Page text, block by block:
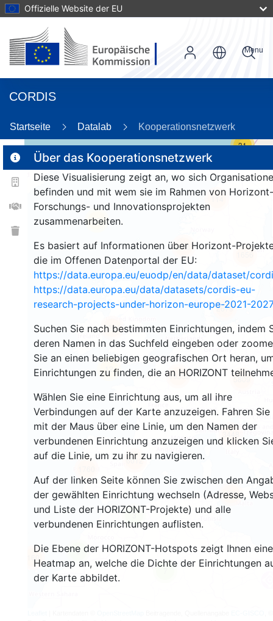
Offizielle Website der EU
CORDIS
Menu
Startseite Datalab Kooperationsnetzwerk
Über das Kooperationsnetzwerk
Diese Visualisierung zeigt an, wo sich
befinden und mit wem sie im Rahmen von Horizont-
Forschungs- und Innovationsprojekten
zusammenarbeiten.
Es basiert auf Informationen über Horizont-
die im Offenen Datenportal der EU:
https://data.europa.eu/euodp/en/data/dataset/
https://data.europa.eu/data/datasets/cordis-eu-
research-projects-under-horizon-europe-2021-2027
Suchen Sie nach bestimmten Einrichtungen, indem
deren Namen in das Suchfeld eingeben oder
Sie an einen beliebigen geografischen Ort heran,
Einrichtungen zu finden, die an HORIZONT
Wählen Sie eine Einrichtung aus, um all ihre
Verbindungen auf der Karte anzuzeigen. Fahren Sie
mit der Maus über eine Linie, um den Namen der
verbundenen Einrichtung anzuzeigen und klicken
auf die Linie, um zu ihr zu navigieren.
Auf der linken Seite können Sie zwischen den
der gewählten Einrichtung wechseln (Adresse,
und Liste der HORIZONT-Projekte) und alle
verbundenen Einrichtungen auflisten.
Die Ebene der HORIZONT-Hotspots zeigt Ihnen eine
Heatmap an, welche die Dichte der Einrichtungen
der Karte abbildet.
3
160
31
25
12
2201
114
248
1656
3448
2679
5809
3
479
19359
6012